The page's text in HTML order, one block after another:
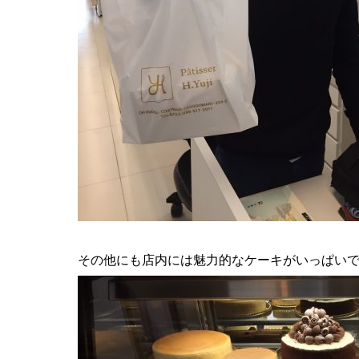
その他にも店内には魅力的なケーキがいっぱい